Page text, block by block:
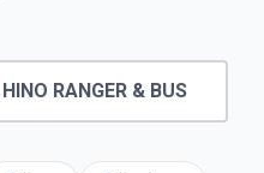
HINO RANGER & BUS